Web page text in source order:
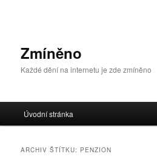
paneluZmíněno
Každé dění na internetu je zde zmíněno
navigační
Úvodní stránka
ARCHIV ŠTÍTKU: PENZION